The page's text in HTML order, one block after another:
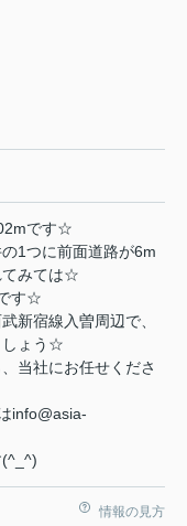
です☆
1つに前面道路が6m
てみては☆
す☆
新宿線入曽周辺で、
しょう☆
当社にお任せくださ
info@asia-
(^_^)
情報の見方